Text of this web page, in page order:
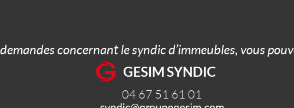
concernant le syndic d’immeubles, vous
GESIM SYNDIC
04 67 51 61 01